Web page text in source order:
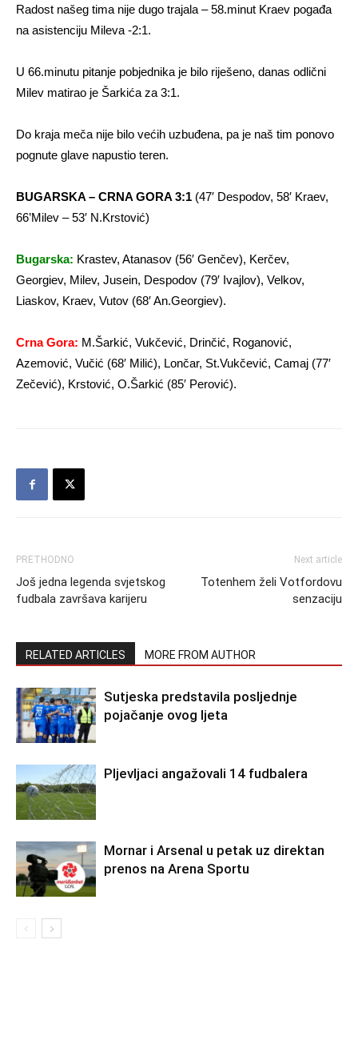
Radost našeg tima nije dugo trajala – 58.minut Kraev pogađa
na asistenciju Mileva -2:1.
U 66.minutu pitanje pobjednika je bilo riješeno, danas odlični
Milev matirao je Šarkića za 3:1.
Do kraja meča nije bilo većih uzbuđena, pa je naš tim ponovo
pognute glave napustio teren.
BUGARSKA – CRNA GORA 3:1 (47′ Despodov, 58′ Kraev,
66’Milev – 53′ N.Krstović)
Bugarska: Krastev, Atanasov (56′ Genčev), Kerčev,
Georgiev, Milev, Jusein, Despodov (79′ Ivajlov), Velkov,
Liaskov, Kraev, Vutov (68′ An.Georgiev).
Crna Gora: M.Šarkić, Vukčević, Drinčić, Roganović,
Azemović, Vučić (68′ Milić), Lončar, St.Vukčević, Camaj (77′
Zečević), Krstović, O.Šarkić (85′ Perović).
PRETHODNO
Još jedna legenda svjetskog
fudbala završava karijeru
Next article
Totenhem želi Votfordovu
senzaciju
RELATED ARTICLES MORE FROM AUTHOR
Sutjeska predstavila posljednje
pojačanje ovog ljeta
Pljevljaci angažovali 14 fudbalera
Mornar i Arsenal u petak uz direktan
prenos na Arena Sportu